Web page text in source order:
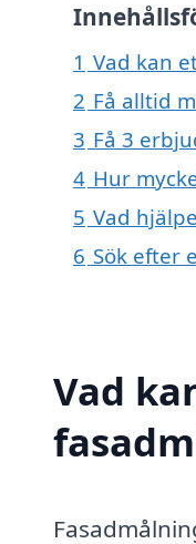
1 Vad kan
2 Få alltid
3 Få 3
4 Hur
5 Vad
6 Sök efter
Vad